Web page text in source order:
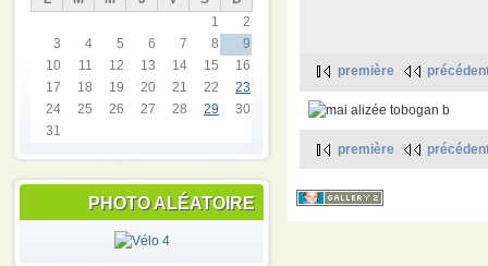
1
2
3
4 5 6 7 8
9
10
11 12 13 14 15
16
17
18 19 20 21 22
23
24
25 26 27 28 29
30
31
PHOTO ALÉATOIRE
première
première